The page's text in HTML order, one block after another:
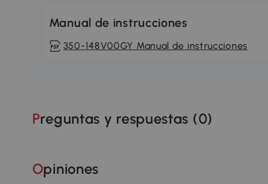
Manual de instrucciones
350-148V00GY Manual de instrucciones
Preguntas y respuestas (0)
Opiniones